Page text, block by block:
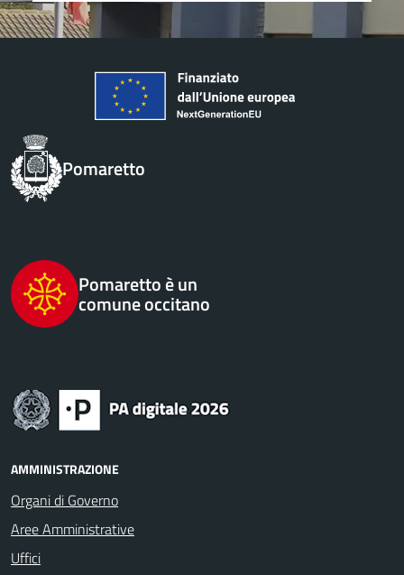
Pomaretto
Pomaretto è un
comune occitano
AMMINISTRAZIONE
Organi di Governo
Aree Amministrative
Uffici